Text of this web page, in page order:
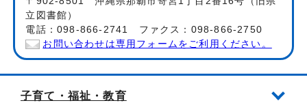
立図書館）
電話：098-866-2741 ファクス：098-866-2750
お問い合わせは専用フォームをご利用ください。
子育て・福祉・教育